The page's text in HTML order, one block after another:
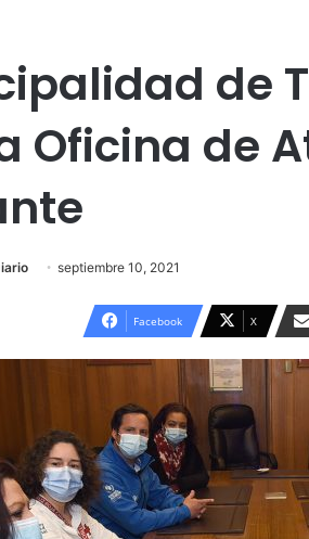
de
Oficina de
septiembre 10, 2021
Facebook X